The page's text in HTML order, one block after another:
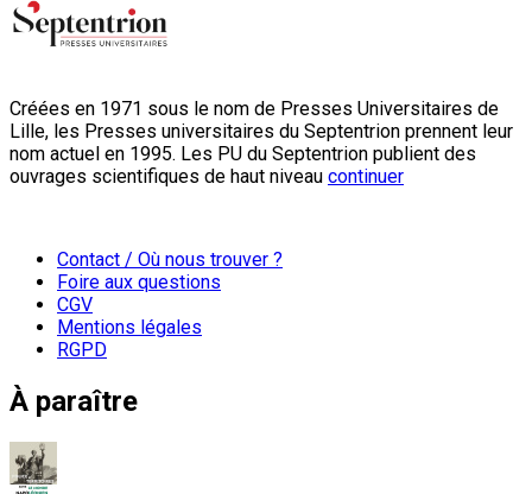
Créées en 1971 sous le nom de Presses Universitaires de
Lille, les Presses universitaires du Septentrion prennent leur
nom actuel en 1995. Les PU du Septentrion publient des
ouvrages scientifiques de haut niveau continuer
Contact / Où nous trouver ?
Foire aux questions
CGV
Mentions légales
RGPD
À paraître